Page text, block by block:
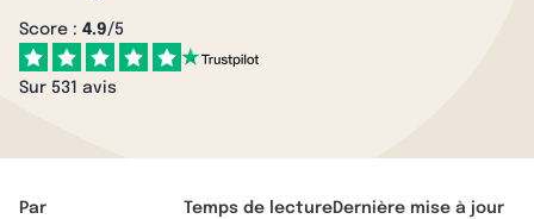
Score : 4.9/5
Sur 531 avis
Par Temps de lectureDernière mise à jour